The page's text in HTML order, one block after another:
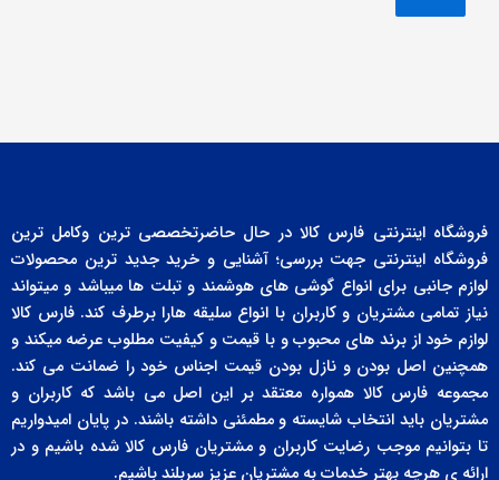
فروشگاه اینترنتی فارس کالا در حال حاضرتخصصی ترین وکامل ترین
فروشگاه اینترنتی جهت بررسی؛ آشنایی و خرید جدید ترین محصولات
لوازم جانبی برای انواع گوشی های هوشمند و تبلت ها میباشد و میتواند
نیاز تمامی مشتریان و کاربران با انواع سلیقه هارا برطرف کند. فارس کالا
لوازم خود از برند های محبوب و با قیمت و کیفیت مطلوب عرضه میکند و
همچنین اصل بودن و نازل بودن قیمت اجناس خود را ضمانت می کند.
مجموعه فارس کالا همواره معتقد بر این اصل می باشد که کاربران و
مشتریان باید انتخاب شایسته و مطمئنی داشته باشند. در پایان امیدواریم
تا بتوانیم موجب رضایت کاربران و مشتریان فارس کالا شده باشیم و در
ارائه ی هرچه بهتر خدمات به مشتریان عزیز سربلند باشیم.